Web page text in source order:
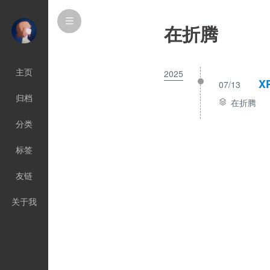
在折腾
2025
07/13
在折腾
主页
归档
分类
标签
友链
关于我